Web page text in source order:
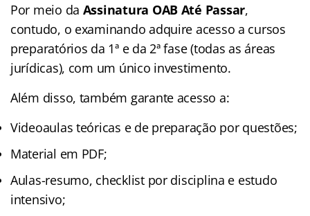
Por meio da Assinatura OAB Até Passar,
contudo, o examinando adquire acesso a cursos
preparatórios da 1ª e da 2ª fase (todas as áreas
jurídicas), com um único investimento.
Além disso, também garante acesso a:
Videoaulas teóricas e de preparação por questões;
Material em PDF;
Aulas-resumo, checklist por disciplina e estudo
intensivo;